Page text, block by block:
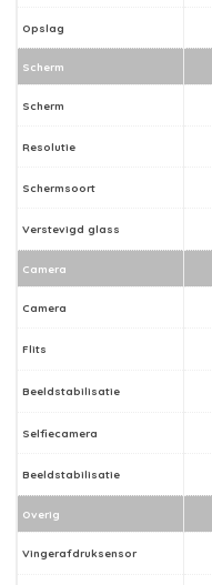
Opslag
Scherm
Scherm
Resolutie
Schermsoort
Verstevigd glass
Camera
Camera
Flits
Beeldstabilisatie
Selfiecamera
Beeldstabilisatie
Overig
Vingerafdruksensor